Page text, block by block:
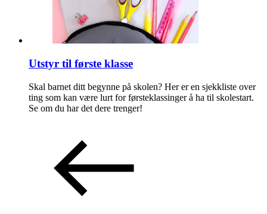
Utstyr til første klasse
Skal barnet ditt begynne på skolen? Her er en sjekkliste over
ting som kan være lurt for førsteklassinger å ha til skolestart.
Se om du har det dere trenger!